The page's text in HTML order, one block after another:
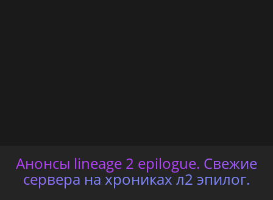
Анонсы lineage 2 epilogue. Свежие
сервера на хрониках л2 эпилог.